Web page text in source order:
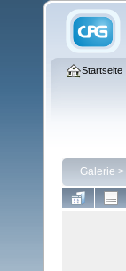
Startseite
Galerie >